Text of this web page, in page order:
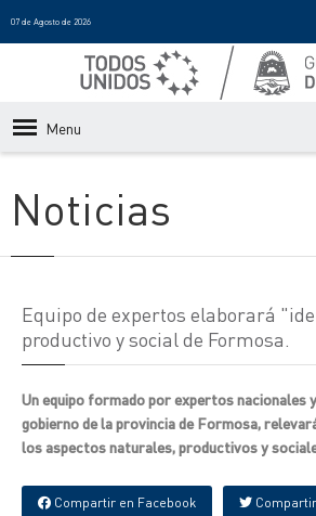
07 de Agosto de 2026
Menu
Noticias
Equipo de expertos elaborará
productivo y social de Formosa.
Un equipo formado por expertos nacionales
gobierno de la provincia de Formosa,
los aspectos naturales, productivos y
Compartir en Facebook